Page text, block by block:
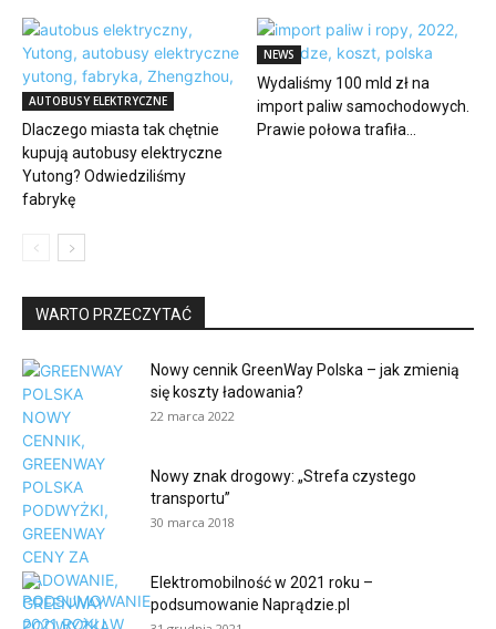
NEWS
AUTOBUSY ELEKTRYCZNE
Dlaczego miasta tak chętnie
kupują autobusy elektryczne
Yutong? Odwiedziliśmy
fabrykę
NEWS
Wydaliśmy 100 mld zł na
import paliw samochodowych.
Prawie połowa trafiła...
WARTO PRZECZYTAĆ
Nowy cennik GreenWay Polska – jak zmienią
się koszty ładowania?
22 marca 2022
Nowy znak drogowy: „Strefa czystego
transportu”
30 marca 2018
Elektromobilność w 2021 roku –
podsumowanie Naprądzie.pl